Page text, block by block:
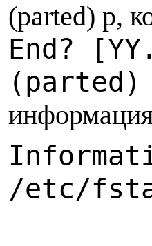
(parted) p,
End?
/etc/